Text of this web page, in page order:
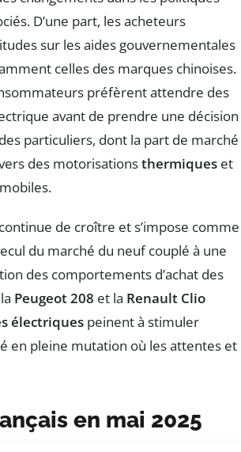
D’une part, les acheteurs
sur les aides gouvernementales
celles des marques chinoises.
préfèrent attendre des
avant de prendre une décision
particuliers, dont la part de marché
des motorisationsthermiques et
continue de croître et s’impose comme
du marché du neuf couplé à une
des comportements d’achat des
Peugeot 208 et la Renault Clio
électriques peinent à stimuler
en pleine mutation où les attentes et
en mai 2025